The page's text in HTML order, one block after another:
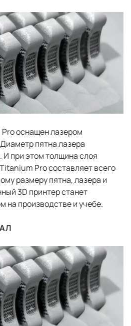
оснащен лазером
пятна лазера
И при этом толщина слоя
Pro составляет всего
размеру пятна, лазера и
3D принтер станет
на производстве и учебе.